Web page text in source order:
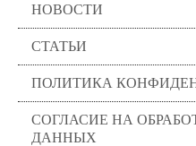
НОВОСТИ
СТАТЬИ
ПОЛИТИКА
СОГЛАСИЕ НА
ДАННЫХ